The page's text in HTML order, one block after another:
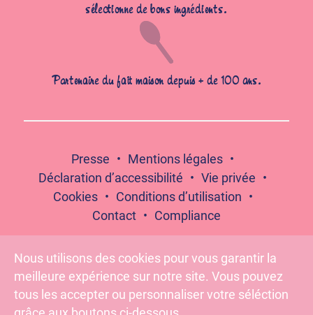
sélectionne de bons ingrédients.
Partenaire du fait maison depuis + de 100 ans.
Presse
Mentions légales
Déclaration d’accessibilité
Vie privée
Cookies
Conditions d’utilisation
Contact
Compliance
Suivez-nous :
Nous utilisons des cookies pour vous garantir la
meilleure expérience sur notre site. Vous pouvez
tous les accepter ou personnaliser votre séléction